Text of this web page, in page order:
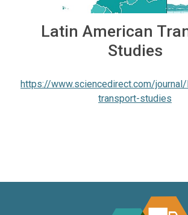
Latin American
Studies
https://www.sciencedirect.com/
transport-studies